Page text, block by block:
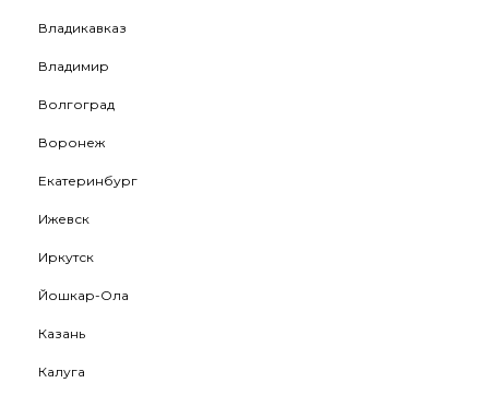
Владикавказ
Владимир
Волгоград
Воронеж
Екатеринбург
Ижевск
Иркутск
Йошкар-Ола
Казань
Калуга